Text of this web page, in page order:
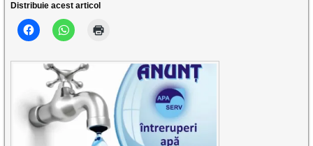
Distribuie acest articol